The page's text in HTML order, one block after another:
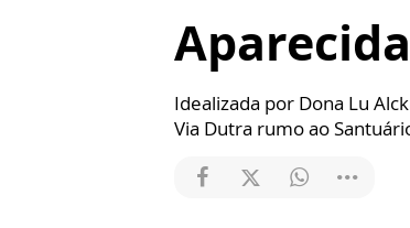
Aparecida
Idealizada por Dona Lu
Via Dutra rumo ao